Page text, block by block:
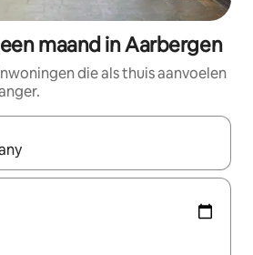
maand in Aarbergen
die als thuis aanvoelen
beschikbaar zijn, maak je een keuze